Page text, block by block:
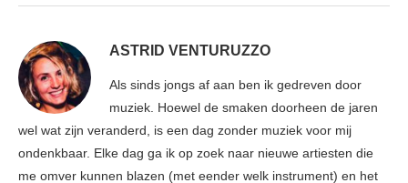
ASTRID VENTURUZZO
Als sinds jongs af aan ben ik gedreven door
muziek. Hoewel de smaken doorheen de jaren
wel wat zijn veranderd, is een dag zonder muziek voor mij
ondenkbaar. Elke dag ga ik op zoek naar nieuwe artiesten die
me omver kunnen blazen (met eender welk instrument) en het